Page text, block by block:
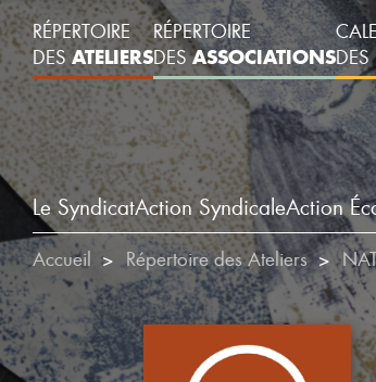
RÉPERTOIRE
DESATELIERS
RÉPERTOIRE
DESASSOCIATIONSDES
Le SyndicatAction SyndicaleAction
Accueil Répertoire des Ateliers